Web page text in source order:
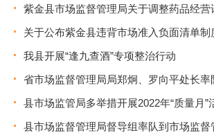
紫金县市场监督管理局关于调整药品经
关于公布紫金县违背市场准入负面清单
我县开展“逢九查酒”专项整治行动
省市场监督管理局局郑炯、罗向平处长
县市场监管局多举措开展2022年“质量月”
县市场监督管理局督导组率队到市场监